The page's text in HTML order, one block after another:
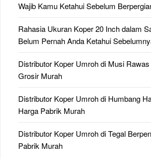
Wajib Kamu Ketahui Sebelum
Rahasia Ukuran Koper 20 Inch dalam
Belum Pernah Anda Ketahui
Distributor Koper Umroh di Musi
Grosir Murah
Distributor Koper Umroh di Humbang
Harga Pabrik Murah
Distributor Koper Umroh di Tegal
Pabrik Murah